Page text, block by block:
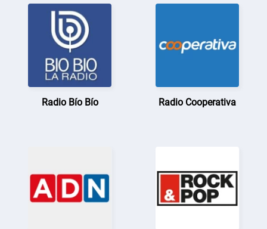
Radio Bío Bío Radio Cooperativa